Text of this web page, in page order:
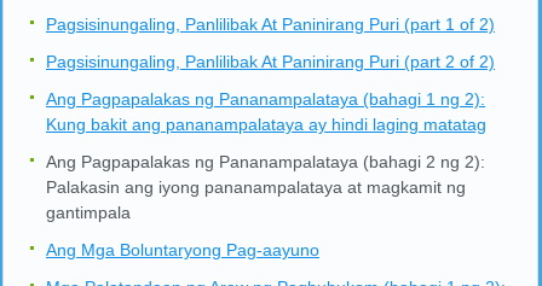
Pagsisinungaling, Panlilibak At Paninirang Puri (part 1 of 2)
Pagsisinungaling, Panlilibak At Paninirang Puri (part 2 of 2)
Ang Pagpapalakas ng Pananampalataya (bahagi 1 ng 2):
Kung bakit ang pananampalataya ay hindi laging matatag
Ang Pagpapalakas ng Pananampalataya (bahagi 2 ng 2):
Palakasin ang iyong pananampalataya at magkamit ng
gantimpala
Ang Mga Boluntaryong Pag-aayuno